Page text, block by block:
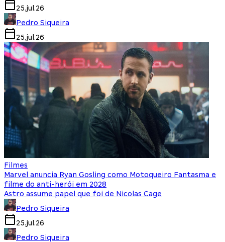
25.jul.26
Pedro Siqueira
25.jul.26
Filmes
Marvel anuncia Ryan Gosling como Motoqueiro Fantasma e
filme do anti-herói em 2028
Astro assume papel que foi de Nicolas Cage
Pedro Siqueira
25.jul.26
Pedro Siqueira